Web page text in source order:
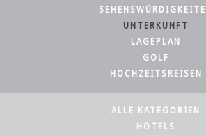
UNTERKUNFT
LAGEPLAN
GOLF
HOCHZEITSREISEN
ALLE KATEGORIEN
HOTELS